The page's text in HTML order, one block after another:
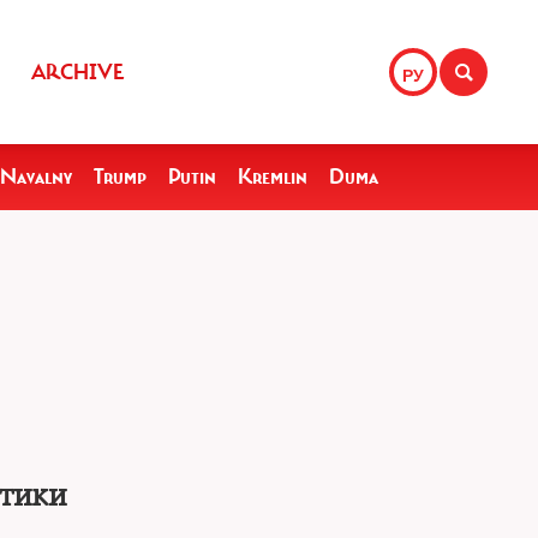
РУ
ARCHIVE
Navalny Trump Putin Kremlin Duma